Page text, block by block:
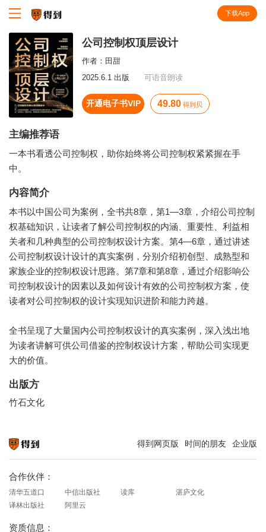
下载App
公司控制权顶层设计
作者： 田甜
2025.6.1 出版
可语音朗读
开通电子书VIP 49.80 得到贝
主编推荐语
一本书看透公司控制权，助你始终将公司控制权紧紧握在手
中。
内容简介
本书以中国公司为案例，全书共8章，第1—3章，介绍公司控制
权基础知识，让读者了解公司控制权的内涵、重要性、利益相
关者和几种典型的公司控制权设计方案。第4—6章，通过讲述
公司控制权设计设计的真实案例，分别介绍初创型、成熟型和
家族企业的控制权设计思路。第7章和第8章，通过介绍影响公
司控制权设计的因素以及如何设计有效的公司控制权方案，使
读者对公司控制权的设计实现知识进阶和能力跨越。
全书呈现了大量国内公司控制权设计的真实案例，深入浅出地
为读者讲解可供公司借鉴的控制权设计方案，帮助公司实现更
大的价值。
出版方
竹石文化
得到网页版 时间的朋友 企业版
合作伙伴：
清华五道口 中信出版社 读库
湛庐文化
译林出版社
阿里云
资质信息：